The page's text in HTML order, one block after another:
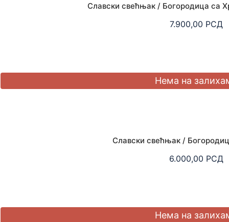
Славски свећњак / Богородица са
7.900,00 РСД
Славски свећњак /
6.000,00 РСД